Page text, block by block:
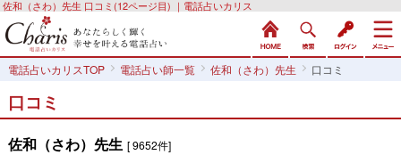
佐和（さわ）先生 口コミ(12ページ目) ｜電話占いカリス
電話占いカリスTOP 電話占い師一覧 佐和（さわ）先生 口コミ
口コミ
佐和（さわ）先生 [ 9652件]